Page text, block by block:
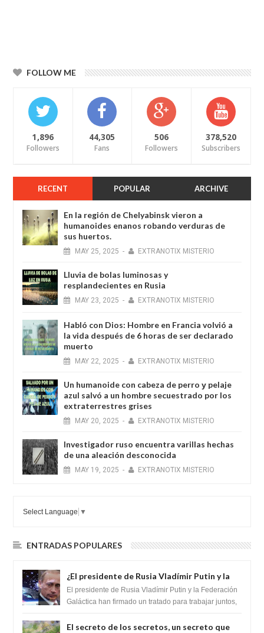
FOLLOW ME
1,896
Followers
44,305
Fans
506
Followers
378,520
Subscribers
RECENT POPULAR ARCHIVE
En la región de Chelyabinsk vieron a
humanoides enanos robando verduras de
sus huertos.
MAY 25, 2025 - EXTRANOTIX MISTERIO
Lluvia de bolas luminosas y
resplandecientes en Rusia
MAY 23, 2025 - EXTRANOTIX MISTERIO
Habló con Dios: Hombre en Francia volvió a
la vida después de 6 horas de ser declarado
muerto
MAY 22, 2025 - EXTRANOTIX MISTERIO
Un humanoide con cabeza de perro у pelaje
azul salvó a un hombre secuestrado por los
extraterrestres grises
MAY 20, 2025 - EXTRANOTIX MISTERIO
Investigador ruso encuentra varillas hechas
de una aleación desconocida
MAY 19, 2025 - EXTRANOTIX MISTERIO
Select Language ▼
ENTRADAS POPULARES
¿El presidente de Rusia Vladímir Putin y la
Federación Galactica han firmado un
tratado para acabar con los Sionistas?
El presidente de Rusia Vladímir Putin y la Federación
Galáctica han firmado un tratado para trabajar juntos,
El secreto de los secretos, un secreto que